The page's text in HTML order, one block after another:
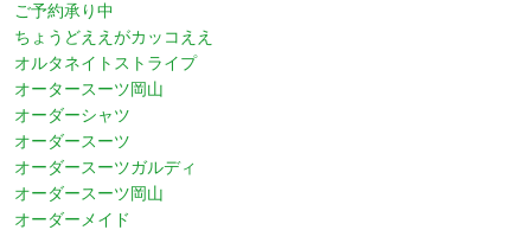
ご予約承り中
ちょうどええがカッコええ
オルタネイトストライプ
オータースーツ岡山
オーダーシャツ
オーダースーツ
オーダースーツガルディ
オーダースーツ岡山
オーダーメイド